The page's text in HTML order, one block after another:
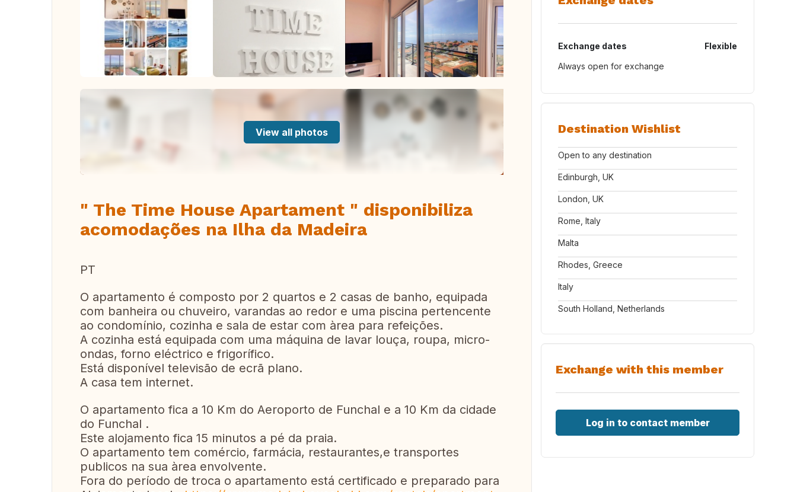
View all photos
" The Time House Apartament " disponibiliza
acomodações na Ilha da Madeira
PT
O apartamento é composto por 2 quartos e 2 casas de banho, equipada
com banheira ou chuveiro, varandas ao redor e uma piscina pertencente
ao condomínio, cozinha e sala de estar com àrea para refeições.
A cozinha está equipada com uma máquina de lavar louça, roupa, micro-
ondas, forno eléctrico e frigorífico.
Está disponível televisão de ecrã plano.
A casa tem internet.
O apartamento fica a 10 Km do Aeroporto de Funchal e a 10 Km da cidade
do Funchal .
Este alojamento fica 15 minutos a pé da praia.
O apartamento tem comércio, farmácia, restaurantes,e transportes
publicos na sua àrea envolvente.
Fora do período de troca o apartamento está certificado e preparado para
Exchange dates
Flexible
Always open for exchange
Destination Wishlist
Open to any destination
Edinburgh, UK
London, UK
Rome, Italy
Malta
Rhodes, Greece
Italy
South Holland, Netherlands
Exchange with this member
Log in to contact member